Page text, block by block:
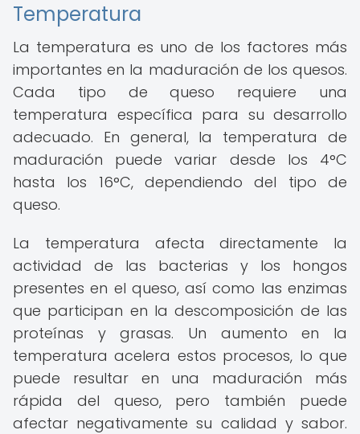
Temperatura
La temperatura es uno de los factores más
importantes en la maduración de los quesos.
Cada tipo de queso requiere una
temperatura específica para su desarrollo
adecuado. En general, la temperatura de
maduración puede variar desde los 4°C
hasta los 16°C, dependiendo del tipo de
queso.
La temperatura afecta directamente la
actividad de las bacterias y los hongos
presentes en el queso, así como las enzimas
que participan en la descomposición de las
proteínas y grasas. Un aumento en la
temperatura acelera estos procesos, lo que
puede resultar en una maduración más
rápida del queso, pero también puede
afectar negativamente su calidad y sabor.